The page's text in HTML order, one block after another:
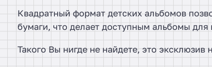
Квадратный формат детских альбомов
бумаги, что делает доступным альбомы для
Такого Вы нигде не найдете, это эксклюзив